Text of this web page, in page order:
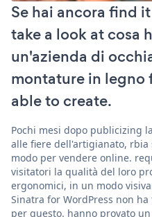
Se hai ancora find
take a look at cosa
un'azienda di
montature in legno
able to create.
Pochi mesi dopo publicizing
alle fiere dell'artigianato, rbia
modo per vendere online.
visitatori la qualità del loro
ergonomici, in un modo
Sinatra for WordPress non
per questo. hanno provato